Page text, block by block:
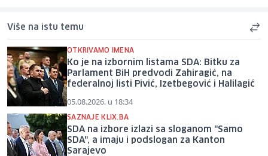
Više na istu temu
OTKRIVAMO IMENA
Ko je na izbornim listama SDA: Bitku za
Parlament BiH predvodi Zahiragić, na
federalnoj listi Pivić, Izetbegović i Halilagić
05.08.2026. u 18:34
SAZNAJE KLIX.BA
SDA na izbore izlazi sa sloganom "Samo
SDA", a imaju i podslogan za Kanton
Sarajevo